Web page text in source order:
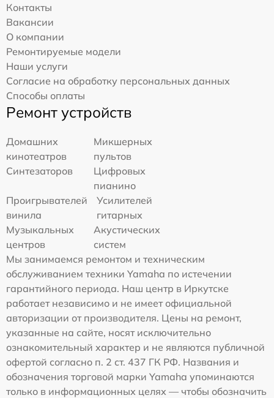
Контакты
Вакансии
О компании
Ремонтируемые модели
Наши услуги
Согласие на обработку персональных данных
Способы оплаты
Ремонт устройств
Домашних
кинотеатров
Микшерных
пультов
Синтезаторов
Цифровых
пианино
Проигрывателей
винила
Усилителей
гитарных
Музыкальных
центров
Акустических
систем
Мы занимаемся ремонтом и техническим
обслуживанием техники Yamaha по истечении
гарантийного периода. Наш центр в Иркутске
работает независимо и не имеет официальной
авторизации от производителя. Цены на ремонт,
указанные на сайте, носят исключительно
ознакомительный характер и не являются публичной
офертой согласно п. 2 ст. 437 ГК РФ. Названия и
обозначения торговой марки Yamaha упоминаются
только в информационных целях — чтобы обозначить